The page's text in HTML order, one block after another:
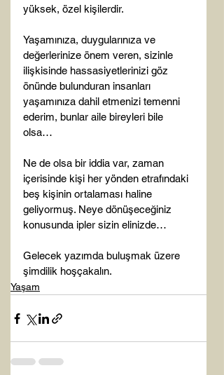
yüksek, özel kişilerdir.
Yaşamınıza, duygularınıza ve
değerlerinize önem veren, sizinle
ilişkisinde hassasiyetlerinizi göz
önünde bulunduran insanları
yaşamınıza dahil etmenizi temenni
ederim, bunlar aile bireyleri bile
olsa…
Ne de olsa bir iddia var, zaman
içerisinde kişi her yönden etrafındaki
beş kişinin ortalaması haline
geliyormuş. Neye dönüşeceğiniz
konusunda ipler sizin elinizde…
Gelecek yazımda buluşmak üzere
şimdilik hoşçakalın.
Yaşam